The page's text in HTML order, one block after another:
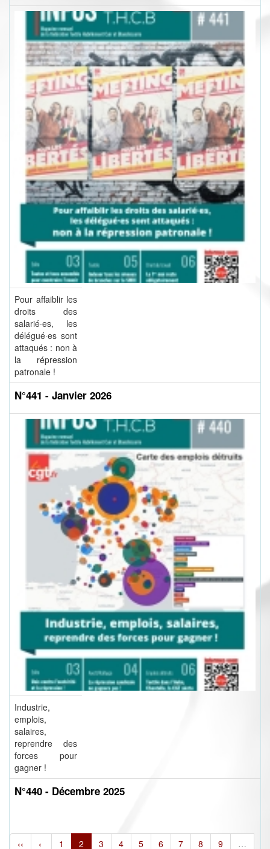
Pour affaiblir les
droits des
salarié·es, les
délégué·es sont
attaqués : non à
la répression
patronale !
N°441 - Janvier 2026
Industrie,
emplois,
salaires,
reprendre des
forces pour
gagner !
N°440 - Décembre 2025
‹‹ ‹ 1 2 3 4 5 6 7 8 9 …